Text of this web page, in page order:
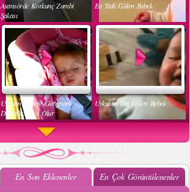
Asansörde Korkunç Zombi
Şakası
En Tatlı Gülen Bebek
Uyuyan Bebeğe Gangnam
Dinletilirse Ne Olur
Uykusun Da Gülen Bebek
En Son Eklenenler En Çok Görüntülenenler